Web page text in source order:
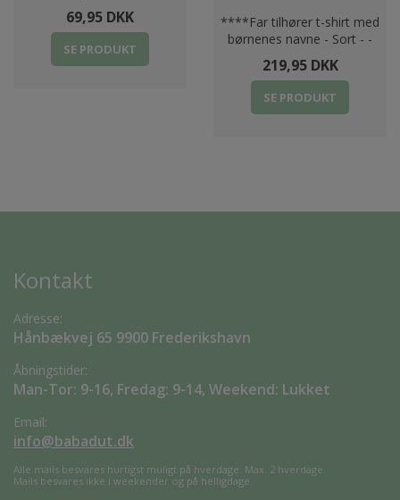
69,95 DKK
SE PRODUKT
****Far tilhører t-shirt med
børnenes navne - Sort - -
219,95 DKK
SE PRODUKT
Kontakt
Adresse:
Hånbækvej 65 9900 Frederikshavn
Åbningstider:
Man-Tor: 9-16, Fredag: 9-14, Weekend: Lukket
Email:
info@babadut.dk
Alle mails besvares hurtigst muligt på hverdage. Max. 2 hverdage.
Mails besvares ikke i weekender og på helligdage.